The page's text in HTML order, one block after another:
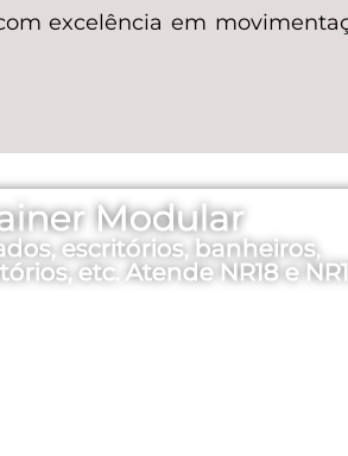
excelência em
Modular
escritórios, banheiros,
etc. Atende NR18 e